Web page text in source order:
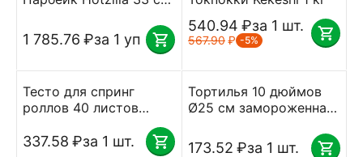
1 785.76 ₽за 1 уп
540.94 ₽за 1 шт.
567.90₽ -5%
Тесто для спринг
роллов 40 листов
замороженное 550 г
337.58 ₽за 1 шт.
Тортилья 10 дюймов
Ø25 см замороженная
173.52 ₽за 1 шт.